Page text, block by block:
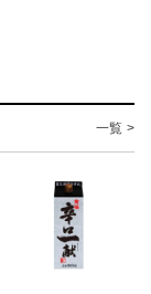
一覧 >